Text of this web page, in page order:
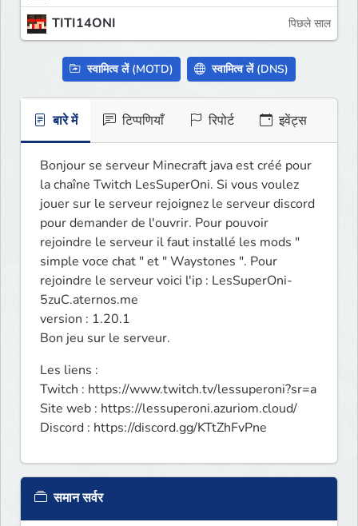
TITI14ONI पिछले साल
स्वामित्व लें (MOTD) स्वामित्व लें (DNS)
बारे में टिप्पणियाँ रिपोर्ट इवेंट्स
Bonjour se serveur Minecraft java est créé pour
la chaîne Twitch LesSuperOni. Si vous voulez
jouer sur le serveur rejoignez le serveur discord
pour demander de l'ouvrir. Pour pouvoir
rejoindre le serveur il faut installé les mods "
simple voce chat " et " Waystones ". Pour
rejoindre le serveur voici l'ip : LesSuperOni-
5zuC.aternos.me
version : 1.20.1
Bon jeu sur le serveur.
Les liens :
Twitch : https://www.twitch.tv/lessuperoni?sr=a
Site web : https://lessuperoni.azuriom.cloud/
Discord : https://discord.gg/KTtZhFvPne
समान सर्वर